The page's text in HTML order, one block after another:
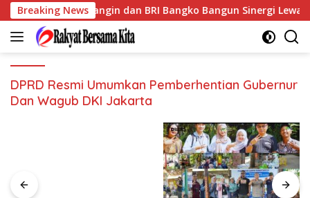
Langsung
ke
konten
Breaking News
BPN Merangin dan BRI Bangko Bangun Sinergi Lewat KKP
DPRD Resmi Umumkan Pemberhentian Gubernur
Dan Wagub DKI Jakarta